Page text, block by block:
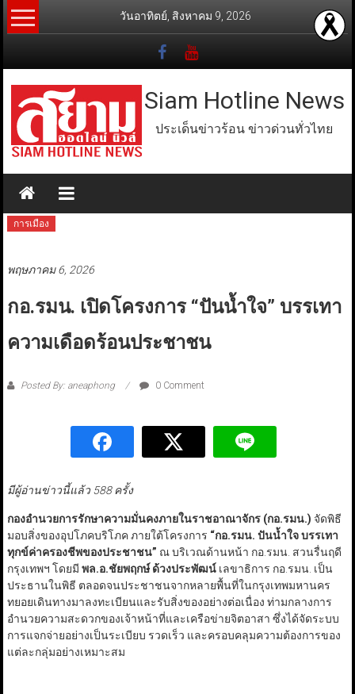
Skip
to
วันอาทิตย์, สิงหาคม 9, 2026
Siam Hotline News
ประเด็นข่าวร้อน ข่าวด่วนทั่วไทย
การเมือง
พฤษภาคม 6, 2026
กอ.รมน. เปิดโครงการ “ปันน้ำใจ” บรรเทา
ความเดือดร้อนประชาชน
Posted By: aneaphong 0 Comment
มีผู้อ่านข่าวนี้แล้ว 588 ครั้ง
กองอำนวยการรักษาความมั่นคงภายในราชอาณาจักร (กอ.รมน.) จัดพิธี
มอบสิ่งของอุปโภคบริโภค ภายใต้โครงการ “กอ.รมน. ปันน้ำใจ บรรเทา
ทุกข์ค่าครองชีพของประชาชน” ณ บริเวณด้านหน้า กอ.รมน. สวนรื่นฤดี
กรุงเทพฯ โดยมี พล.อ.ชัยพฤกษ์ ด้วงประพัฒน์ เลขาธิการ กอ.รมน. เป็น
ประธานในพิธี ตลอดจนประชาชนจากหลายพื้นที่ในกรุงเทพมหานคร
ทยอยเดินทางมาลงทะเบียนและรับสิ่งของอย่างต่อเนื่อง ท่ามกลางการ
อำนวยความสะดวกของเจ้าหน้าที่และเครือข่ายจิตอาสา ซึ่งได้จัดระบบ
การแจกจ่ายอย่างเป็นระเบียบ รวดเร็ว และครอบคลุมความต้องการของ
แต่ละกลุ่มอย่างเหมาะสม